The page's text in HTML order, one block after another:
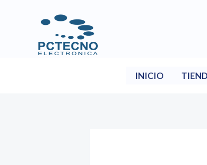
contenido
INICIO